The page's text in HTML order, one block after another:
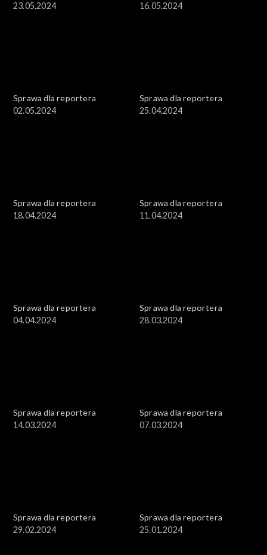
23.05.2024
16.05.2024
Sprawa dla reportera
02.05.2024
Sprawa dla reportera
25.04.2024
Sprawa dla reportera
18.04.2024
Sprawa dla reportera
11.04.2024
Sprawa dla reportera
04.04.2024
Sprawa dla reportera
28.03.2024
Sprawa dla reportera
14.03.2024
Sprawa dla reportera
07.03.2024
Sprawa dla reportera
29.02.2024
Sprawa dla reportera
25.01.2024